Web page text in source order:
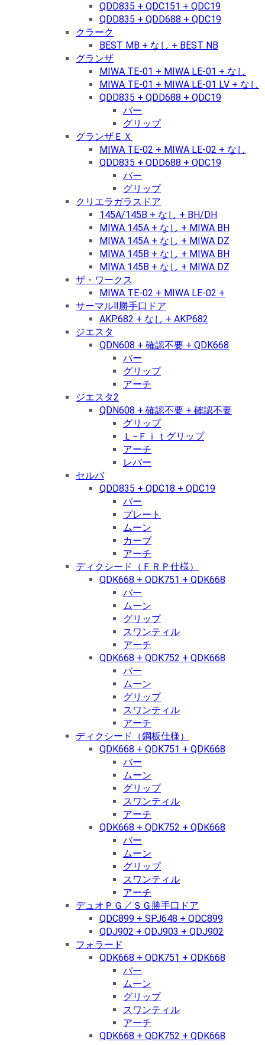
QDD835 + QDC151 + QDC19
QDD835 + QDD688 + QDC19
クラーク
BEST MB + なし + BEST NB
グランザ
MIWA TE-01 + MIWA LE-01 + なし
MIWA TE-01 + MIWA LE-01 LV + なし
QDD835 + QDD688 + QDC19
バー
グリップ
グランザＥＸ
MIWA TE-02 + MIWA LE-02 + なし
QDD835 + QDD688 + QDC19
バー
グリップ
クリエラガラスドア
145A/145B + なし + BH/DH
MIWA 145A + なし + MIWA BH
MIWA 145A + なし + MIWA DZ
MIWA 145B + なし + MIWA BH
MIWA 145B + なし + MIWA DZ
ザ・ワークス
MIWA TE-02 + MIWA LE-02 +
サーマルⅡ勝手口ドア
AKP682 + なし + AKP682
ジエスタ
QDN608 + 確認不要 + QDK668
バー
グリップ
アーチ
ジエスタ2
QDN608 + 確認不要 + 確認不要
グリップ
Ｌ−Ｆｉｔグリップ
アーチ
レバー
セルバ
QDD835 + QDC18 + QDC19
バー
プレート
ムーン
カーブ
アーチ
ディクシード（ＦＲＰ仕様）
QDK668 + QDK751 + QDK668
バー
ムーン
グリップ
スワンティル
アーチ
QDK668 + QDK752 + QDK668
バー
ムーン
グリップ
スワンティル
アーチ
ディクシード（鋼板仕様）
QDK668 + QDK751 + QDK668
バー
ムーン
グリップ
スワンティル
アーチ
QDK668 + QDK752 + QDK668
バー
ムーン
グリップ
スワンティル
アーチ
デュオＰＧ／ＳＧ勝手口ドア
QDC899 + SPJ648 + QDC899
QDJ902 + QDJ903 + QDJ902
フォラード
QDK668 + QDK751 + QDK668
バー
ムーン
グリップ
スワンティル
アーチ
QDK668 + QDK752 + QDK668